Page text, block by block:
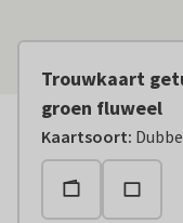
Trouwkaart
groen fluweel
Kaartsoort: